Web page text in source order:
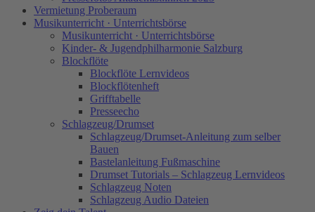
Vermietung Proberaum
Musikunterricht · Unterrichtsbörse
Musikunterricht · Unterrichtsbörse
Kinder- & Jugendphilharmonie Salzburg
Blockflöte
Blockflöte Lernvideos
Blockflötenheft
Grifftabelle
Presseecho
Schlagzeug/Drumset
Schlagzeug/Drumset-Anleitung zum selber
Bauen
Bastelanleitung Fußmaschine
Drumset Tutorials – Schlagzeug Lernvideos
Schlagzeug Noten
Schlagzeug Audio Dateien